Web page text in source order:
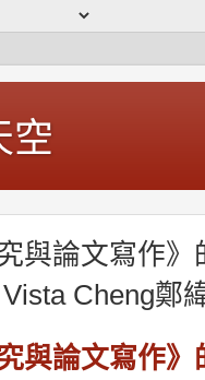
空
與論文寫作
Cheng鄭
與論文寫作